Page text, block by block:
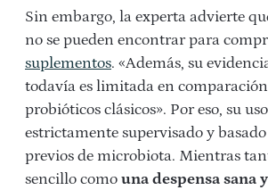
Sin embargo, la experta advierte
no se pueden encontrar para
suplementos. «Además, su
todavía es limitada en
probióticos clásicos». Por eso, su
estrictamente supervisado y
previos de microbiota. Mientras
sencillo como una despensa sana